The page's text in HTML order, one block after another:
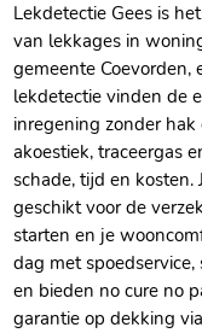
Lekdetectie Gees is
van lekkages in
gemeente
lekdetectie vinden de
inregening zonder
akoestiek, traceergas
schade, tijd en kosten.​
geschikt voor de
starten en je
dag met
en bieden no cure no
garantie op dekking